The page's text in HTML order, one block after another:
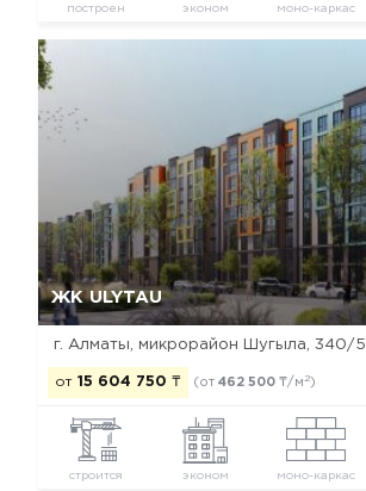
построен эконом моно-каркас
ЖК ULYTAU
г. Алматы, микрорайон Шугыла, 340/5
от 15 604 750 ₸ (от 462 500 ₸/м 2)
строится эконом моно-каркас
Да, удалить Отмена